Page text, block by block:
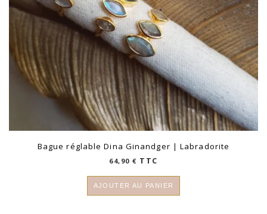
Bague réglable Dina Ginandger | Labradorite
64,90€ TTC
AJOUTER AU PANIER